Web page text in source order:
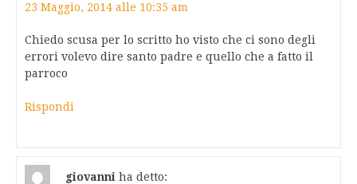
23 Maggio, 2014 alle 10:35 am
Chiedo scusa per lo scritto ho visto che ci sono degli
errori volevo dire santo padre e quello che a fatto il
parroco
Rispondi
giovanni ha detto: